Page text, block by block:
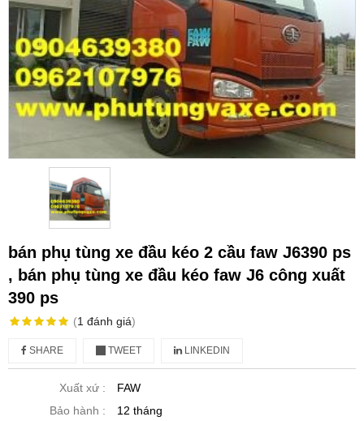
bán phụ tùng xe đầu kéo 2 cầu faw J6390 ps
, bán phụ tùng xe đầu kéo faw J6 công xuất
390 ps
(1 đánh giá)
SHARE TWEET LINKEDIN
Xuất xứ :
FAW
Bảo hành :
12 tháng